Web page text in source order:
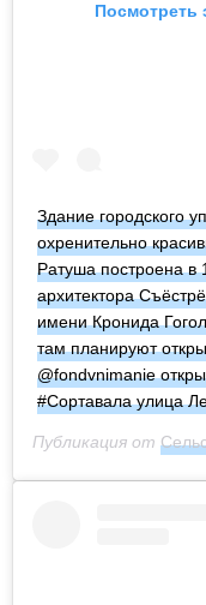
Посмотреть
Здание городского
охренительно
Ратуша построена в
архитектора
имени Кронида
там планируют
@fondvnimanie
#Сортавала улица
Публикация от